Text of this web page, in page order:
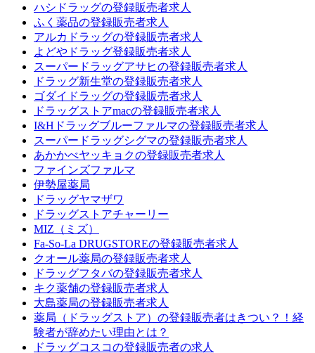
ハシドラッグの登録販売者求人
ふく薬品の登録販売者求人
アルカドラッグの登録販売者求人
よどやドラッグ登録販売者求人
スーパードラッグアサヒの登録販売者求人
ドラッグ新生堂の登録販売者求人
ゴダイドラッグの登録販売者求人
ドラッグストアmacの登録販売者求人
I&Hドラッグブルーファルマの登録販売者求人
スーパードラッグシグマの登録販売者求人
あかかべヤッキョクの登録販売者求人
ファインズファルマ
伊勢屋薬局
ドラッグヤマザワ
ドラッグストアチャーリー
MIZ（ミズ）
Fa-So-La DRUGSTOREの登録販売者求人
クオール薬局の登録販売者求人
ドラッグフタバの登録販売者求人
キク薬舗の登録販売者求人
大島薬局の登録販売者求人
薬局（ドラッグストア）の登録販売者はきつい？！経
験者が辞めたい理由とは？
ドラッグコスコの登録販売者の求人